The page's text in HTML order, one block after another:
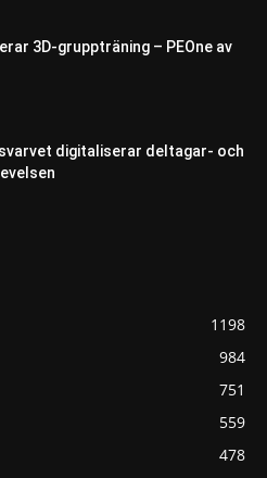
3D-gruppträning – PEOne av
digitaliserar deltagar- och
1198
984
751
559
478